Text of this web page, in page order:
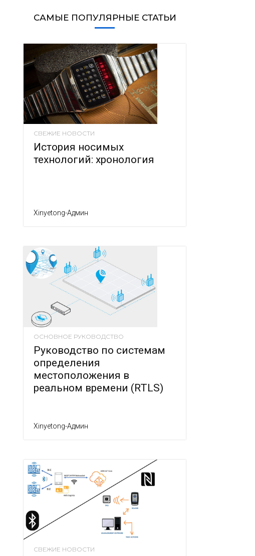
САМЫЕ ПОПУЛЯРНЫЕ СТАТЬИ
СВЕЖИЕ НОВОСТИ
История носимых
технологий: хронология
Xinyetong-Админ
ОСНОВНОЕ РУКОВОДСТВО
Руководство по системам
определения
местоположения в
реальном времени (RTLS)
Xinyetong-Админ
СВЕЖИЕ НОВОСТИ